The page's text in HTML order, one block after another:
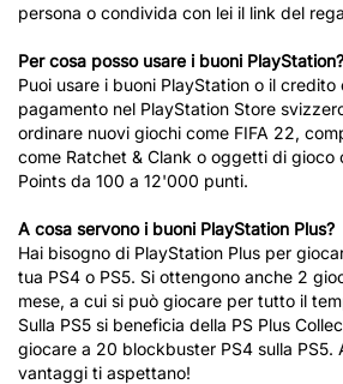
persona o condivida con lei il link del
Per cosa posso usare i buoni PlayStation?
Puoi usare i buoni PlayStation o il
pagamento nel PlayStation Store
ordinare nuovi giochi come FIFA 22,
come Ratchet & Clank o oggetti di gioco
Points da 100 a 12'000 punti.
A cosa servono i buoni PlayStation Plus?
Hai bisogno di PlayStation Plus per
tua PS4 o PS5. Si ottengono anche 2
mese, a cui si può giocare per tutto il
Sulla PS5 si beneficia della PS Plus
giocare a 20 blockbuster PS4 sulla PS5.
vantaggi ti aspettano!